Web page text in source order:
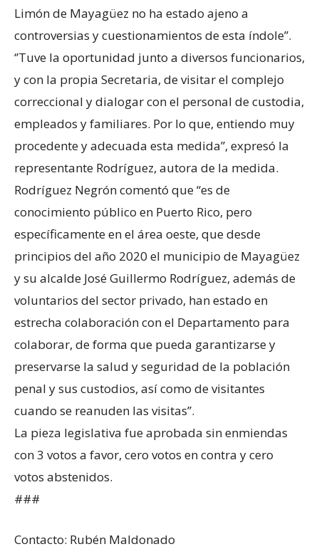
Limón de Mayagüez no ha estado ajeno a
controversias y cuestionamientos de esta índole’’.
‘’Tuve la oportunidad junto a diversos funcionarios,
y con la propia Secretaria, de visitar el complejo
correccional y dialogar con el personal de custodia,
empleados y familiares. Por lo que, entiendo muy
procedente y adecuada esta medida”, expresó la
representante Rodríguez, autora de la medida.
Rodríguez Negrón comentó que “es de
conocimiento público en Puerto Rico, pero
específicamente en el área oeste, que desde
principios del año 2020 el municipio de Mayagüez
y su alcalde José Guillermo Rodríguez, además de
voluntarios del sector privado, han estado en
estrecha colaboración con el Departamento para
colaborar, de forma que pueda garantizarse y
preservarse la salud y seguridad de la población
penal y sus custodios, así como de visitantes
cuando se reanuden las visitas’’.
La pieza legislativa fue aprobada sin enmiendas
con 3 votos a favor, cero votos en contra y cero
votos abstenidos.
###
Contacto: Rubén Maldonado